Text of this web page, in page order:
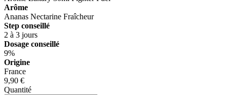
Arôme
Ananas Nectarine Fraîcheur
Step conseillé
2 à 3 jours
Dosage conseillé
9%
Origine
France
9,90 €
Quantité